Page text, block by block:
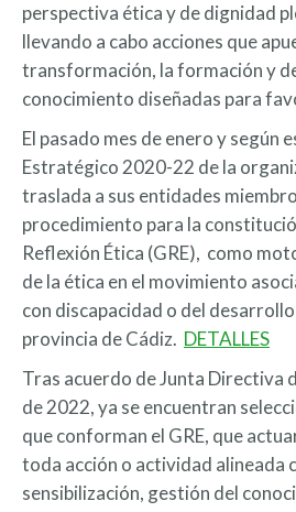
perspectiva ética y de dignidad
llevando a cabo acciones que
transformación, la formación y
conocimiento diseñadas para
El pasado mes de enero y según
Estratégico 2020-22 de la
traslada a sus entidades
procedimiento para la
Reflexión Ética (GRE), como
de la ética en el movimiento
con discapacidad o del
provincia de Cádiz. DETALLES
Tras acuerdo de Junta Directiva
de 2022, ya se encuentran
que conforman el GRE, que
toda acción o actividad alineada
sensibilización, gestión del